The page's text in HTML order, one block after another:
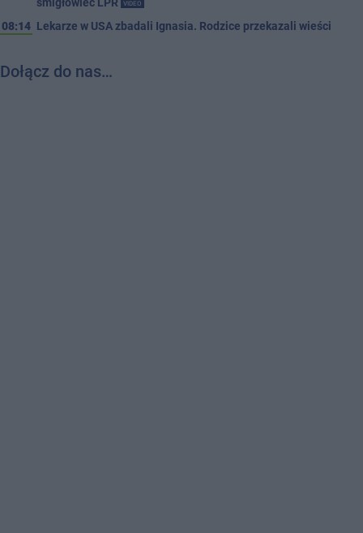
śmigłowiec LPR VIDEO
08:14 Lekarze w USA zbadali Ignasia. Rodzice przekazali wieści
Dołącz do nas…